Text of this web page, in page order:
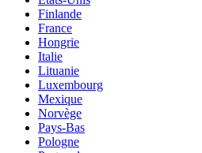
Finlande
France
Hongrie
Italie
Lituanie
Luxembourg
Mexique
Norvège
Pays-Bas
Pologne